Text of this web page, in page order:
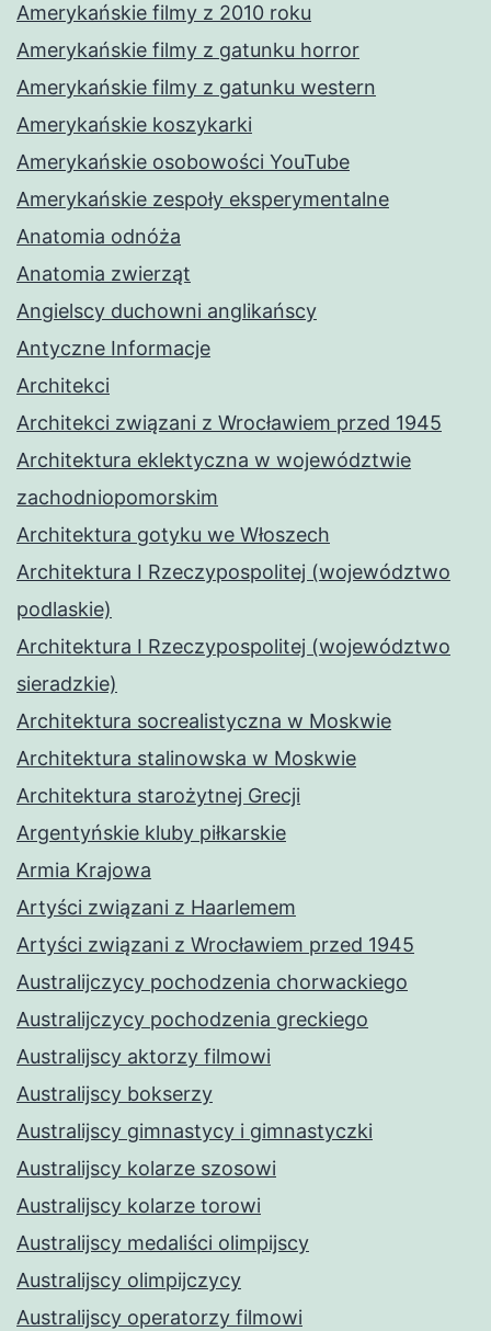
Amerykańskie filmy z 2010 roku
Amerykańskie filmy z gatunku horror
Amerykańskie filmy z gatunku western
Amerykańskie koszykarki
Amerykańskie osobowości YouTube
Amerykańskie zespoły eksperymentalne
Anatomia odnóża
Anatomia zwierząt
Angielscy duchowni anglikańscy
Antyczne Informacje
Architekci
Architekci związani z Wrocławiem przed 1945
Architektura eklektyczna w województwie
zachodniopomorskim
Architektura gotyku we Włoszech
Architektura I Rzeczypospolitej (województwo
podlaskie)
Architektura I Rzeczypospolitej (województwo
sieradzkie)
Architektura socrealistyczna w Moskwie
Architektura stalinowska w Moskwie
Architektura starożytnej Grecji
Argentyńskie kluby piłkarskie
Armia Krajowa
Artyści związani z Haarlemem
Artyści związani z Wrocławiem przed 1945
Australijczycy pochodzenia chorwackiego
Australijczycy pochodzenia greckiego
Australijscy aktorzy filmowi
Australijscy bokserzy
Australijscy gimnastycy i gimnastyczki
Australijscy kolarze szosowi
Australijscy kolarze torowi
Australijscy medaliści olimpijscy
Australijscy olimpijczycy
Australijscy operatorzy filmowi